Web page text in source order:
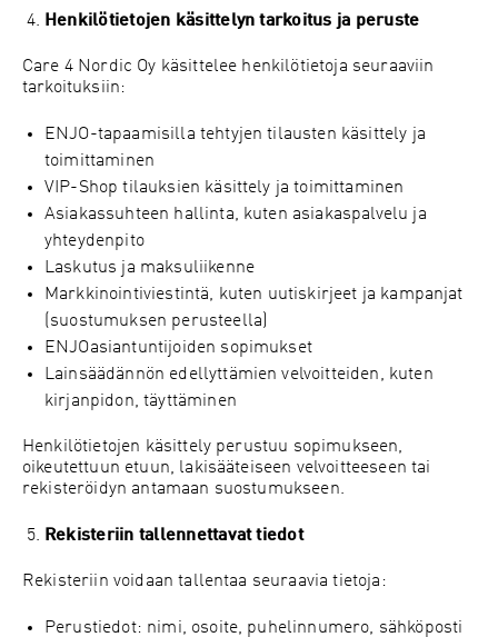
Henkilötietojen käsittelyn tarkoitus ja peruste
Care 4 Nordic Oy käsittelee henkilötietoja seuraaviin
tarkoituksiin:
ENJO-tapaamisilla tehtyjen tilausten käsittely ja
toimittaminen
VIP-Shop tilauksien käsittely ja toimittaminen
Asiakassuhteen hallinta, kuten asiakaspalvelu ja
yhteydenpito
Laskutus ja maksuliikenne
Markkinointiviestintä, kuten uutiskirjeet ja kampanjat
(suostumuksen perusteella)
ENJOasiantuntijoiden sopimukset
Lainsäädännön edellyttämien velvoitteiden, kuten
kirjanpidon, täyttäminen
Henkilötietojen käsittely perustuu sopimukseen,
oikeutettuun etuun, lakisääteiseen velvoitteeseen tai
rekisteröidyn antamaan suostumukseen.
Rekisteriin tallennettavat tiedot
Rekisteriin voidaan tallentaa seuraavia tietoja:
Perustiedot: nimi, osoite, puhelinnumero, sähköposti